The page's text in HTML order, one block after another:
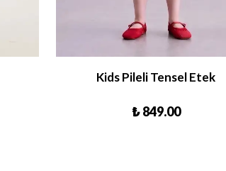
Kids Pileli Tensel Etek
₺ 849.00